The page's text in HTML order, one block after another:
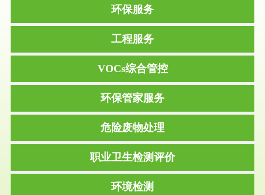
环保服务
工程服务
VOCs综合管控
环保管家服务
危险废物处理
职业卫生检测评价
环境检测